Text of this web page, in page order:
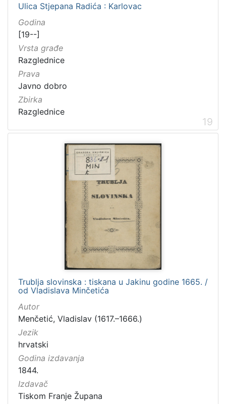
Ulica Stjepana Radića : Karlovac
Godina
[19--]
Vrsta građe
Razglednice
Prava
Javno dobro
Zbirka
Razglednice
19
Trublja slovinska : tiskana u Jakinu godine 1665. /
od Vladislava Minčetića
Autor
Menčetić, Vladislav (1617.–1666.)
Jezik
hrvatski
Godina izdavanja
1844.
Izdavač
Tiskom Franje Župana